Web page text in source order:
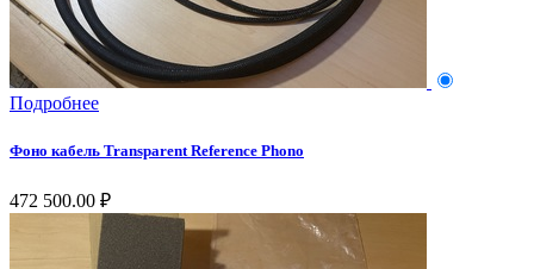
Подробнее
Фоно кабель Transparent Reference Phono
472 500.00 ₽